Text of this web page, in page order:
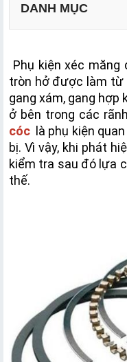
DANH MỤC
tròn hở được làm từ
gang xám, gang hợp
ở bên trong các
cóc là phụ kiện
bị. Vì vậy, khi phát
kiểm tra sau đó lựa
thế.